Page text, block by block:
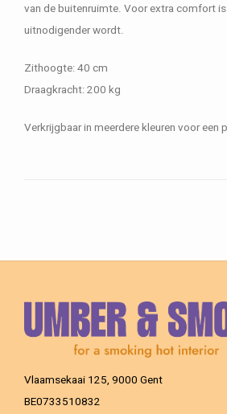
van de buitenruimte. Voor extra comfort
uitnodigender wordt.
Zithoogte: 40 cm
Draagkracht: 200 kg
Verkrijgbaar in meerdere kleuren voor
Vlaamsekaai 125, 9000 Gent
BE0733510832